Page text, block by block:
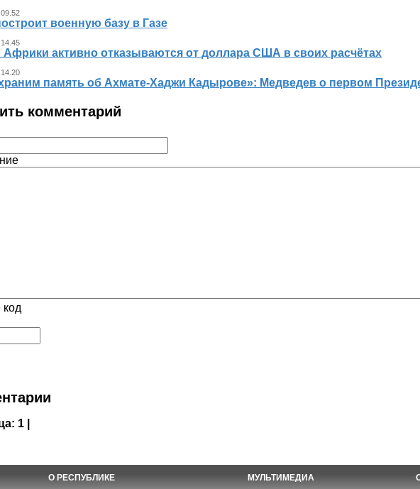
военную базу в Газе
активно отказываются от доллара США в своих расчётах
память об Ахмате-Хаджи Кадырове»: Медведев о первом
комментарий
код
1 |
О РЕСПУБЛИКЕ МУЛЬТИМЕДИА